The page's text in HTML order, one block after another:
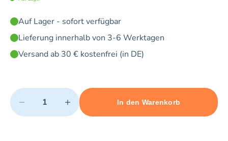
Auf Lager - sofort verfügbar
Lieferung innerhalb von 3-6 Werktagen
Versand ab 30 € kostenfrei (in DE)
Quantity
− +
Minimum quantity: 1 Maximum quantity: 3
In den Warenkorb
Add 1 item to cart